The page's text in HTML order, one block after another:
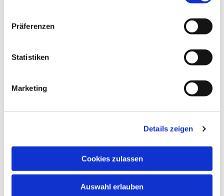
Präferenzen
Statistiken
Marketing
Details zeigen
Cookies zulassen
Auswahl erlauben